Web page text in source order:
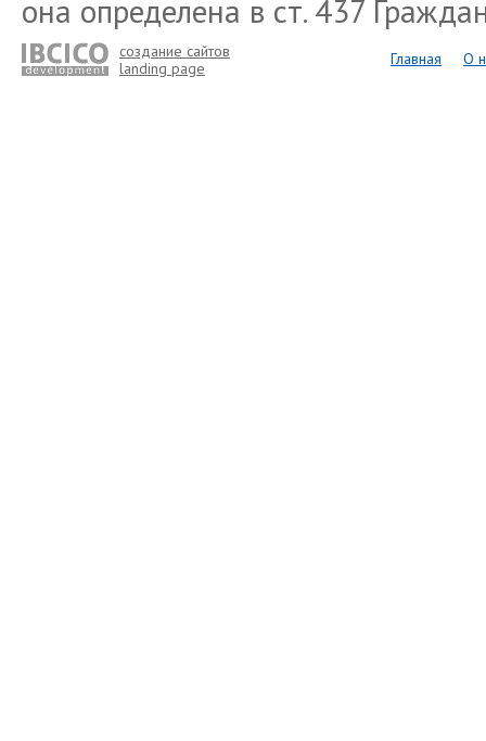
она определена в ст. 437
создание сайтов
landing page
Главная О